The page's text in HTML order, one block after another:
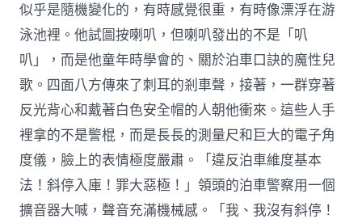
似乎是隨機變化的，有時感覺很重，有時像漂浮在游
泳池裡。他試圖按喇叭，但喇叭發出的不是「叭
叭」，而是他童年時學會的、關於泊車口訣的魔性兒
歌。四面八方傳來了刺耳的剎車聲，接著，一群穿著
反光背心和戴著白色安全帽的人朝他衝來。這些人手
裡拿的不是警棍，而是長長的測量尺和巨大的電子角
度儀，臉上的表情極度嚴肅。「違反泊車維度基本
法！斜停入庫！罪大惡極！」領頭的泊車警察用一個
擴音器大喊，聲音充滿機械感。「我、我沒有斜停！